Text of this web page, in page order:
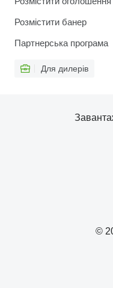
Розмістити банер
Партнерська програма
Для дилерів
©